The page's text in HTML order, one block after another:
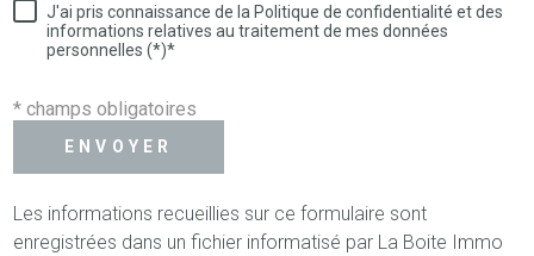
J'ai pris connaissance de la Politique de confidentialité et des
informations relatives au traitement de mes données
personnelles (*)*
* champs obligatoires
ENVOYER
Les informations recueillies sur ce formulaire sont
enregistrées dans un fichier informatisé par La Boite Immo